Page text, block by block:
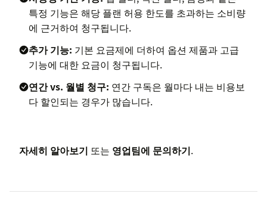
특정 기능은 해당 플랜 허용 한도를 초과하는 소비량
에 근거하여 청구됩니다.
추가 기능: 기본 요금제에 더하여 옵션 제품과 고급
기능에 대한 요금이 청구됩니다.
연간 vs. 월별 청구: 연간 구독은 월마다 내는 비용보
다 할인되는 경우가 많습니다.
자세히 알아보기 또는 영업팀에 문의하기.